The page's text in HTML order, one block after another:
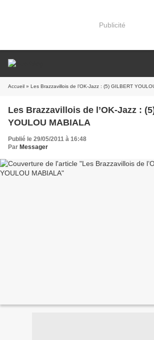
Publicité
Accueil » Les Brazzavillois de l’OK-Jazz : (5) GILBERT
Les Brazzavillois de l’OK-Jazz :
YOULOU MABIALA
Publié le 29/05/2011 à 16:48
Par Messager